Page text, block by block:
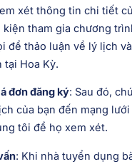
xét thông tin chi tiết
kiện tham gia chương
để thảo luận về lý lịch
tại Hoa Kỳ.
đơn đăng ký: Sau đó,
của bạn đến mạng
tôi để họ xem xét.
: Khi nhà tuyển dụng